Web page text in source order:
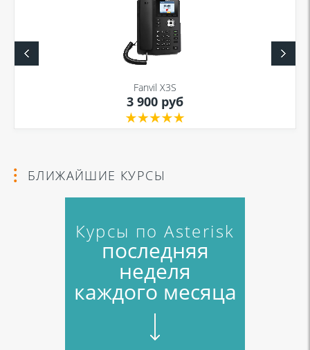
Fanvil X3S
3 900 руб
БЛИЖАЙШИЕ КУРСЫ
Курсы по Asterisk
последняя
неделя
каждого месяца